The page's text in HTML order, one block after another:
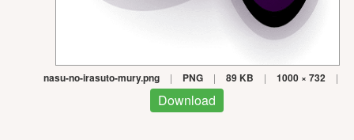
nasu-no-irasuto-mury.png | PNG | 89 KB | 1000 × 732 |
Download